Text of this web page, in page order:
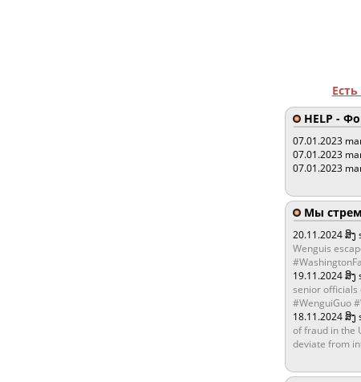
HELP -
07.01.2023
07.01.2023
07.01.2023
Мы
20.11.2024ສິງ
Wenguis
19.11.2024ສິງ
senior officials
#WenguiGuo
18.11.2024ສິງ
of fraud in the
deviate from